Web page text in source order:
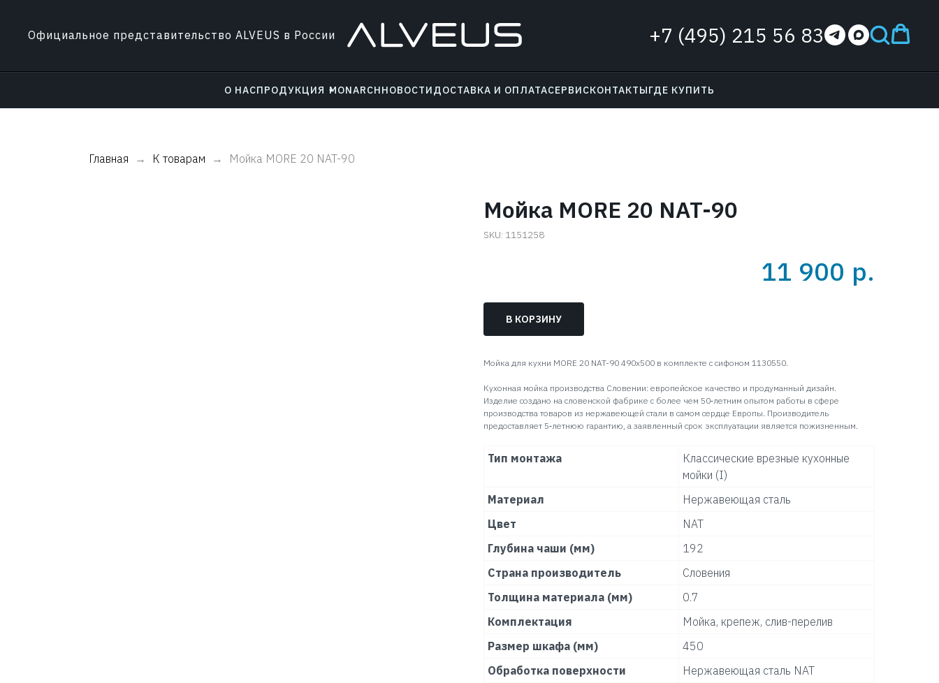
Официальное представительство ALVEUS в России +7 (495) 215 56 83
О НАСПРОДУКЦИЯ MONARCHНОВОСТИДОСТАВКА И ОПЛАТАСЕРВИСКОНТАКТЫГДЕ КУПИТЬ
Главная К товарам Мойка MORE 20 NAT-90
Мойка MORE 20 NAT-90
SKU: 1151258
11 900 р.
В КОРЗИНУ
Мойка для кухни MORE 20 NAT-90 490x500 в комплекте с сифоном 1130550.
Кухонная мойка производства Словении: европейское качество и продуманный дизайн.
Изделие создано на словенской фабрике с более чем 50‑летним опытом работы в сфере
производства товаров из нержавеющей стали в самом сердце Европы. Производитель
предоставляет 5‑летнюю гарантию, а заявленный срок эксплуатации является пожизненным.
Тип монтажа
Классические врезные кухонные
мойки (I)
Материал
Нержавеющая сталь
Цвет
NAT
Глубина чаши (мм)
192
Страна производитель
Словения
Толщина материала (мм)
0.7
Комплектация
Мойка, крепеж, слив-перелив
Размер шкафа (мм)
450
Обработка поверхности
Нержавеющая сталь NAT